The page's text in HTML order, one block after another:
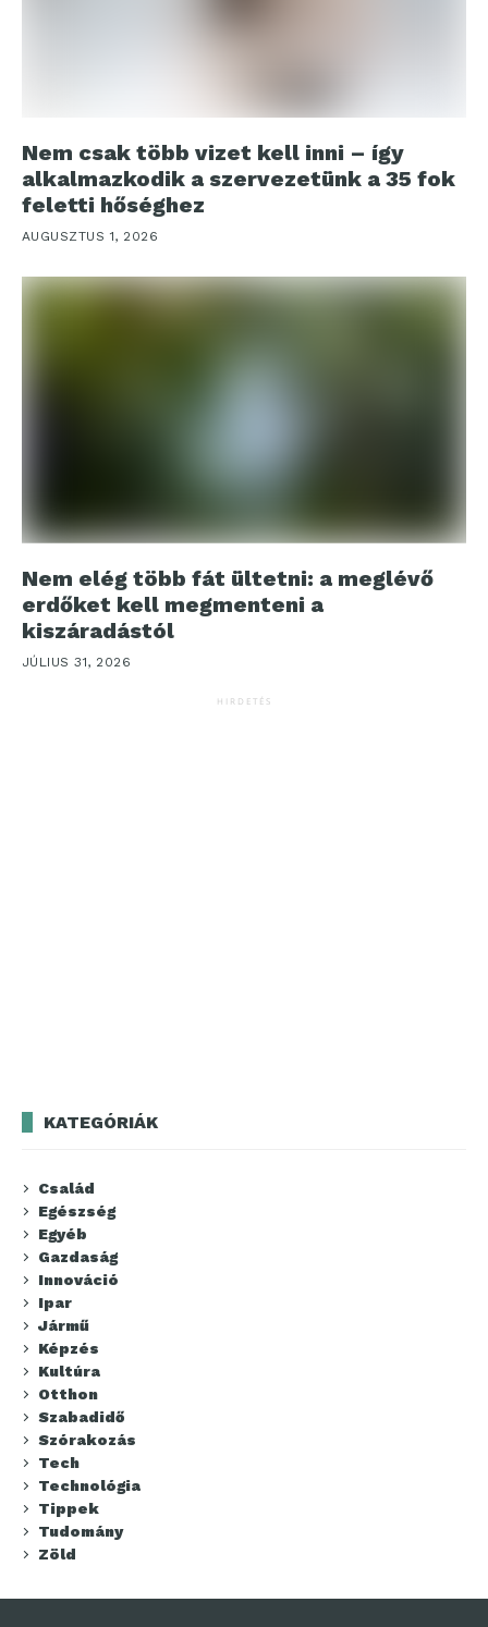
Nem csak több vizet kell inni – így
alkalmazkodik a szervezetünk a 35 fok
feletti hőséghez
AUGUSZTUS 1, 2026
Nem elég több fát ültetni: a meglévő
erdőket kell megmenteni a
kiszáradástól
JÚLIUS 31, 2026
HIRDETÉS
KATEGÓRIÁK
Család
Egészség
Egyéb
Gazdaság
Innováció
Ipar
Jármű
Képzés
Kultúra
Otthon
Szabadidő
Szórakozás
Tech
Technológia
Tippek
Tudomány
Zöld